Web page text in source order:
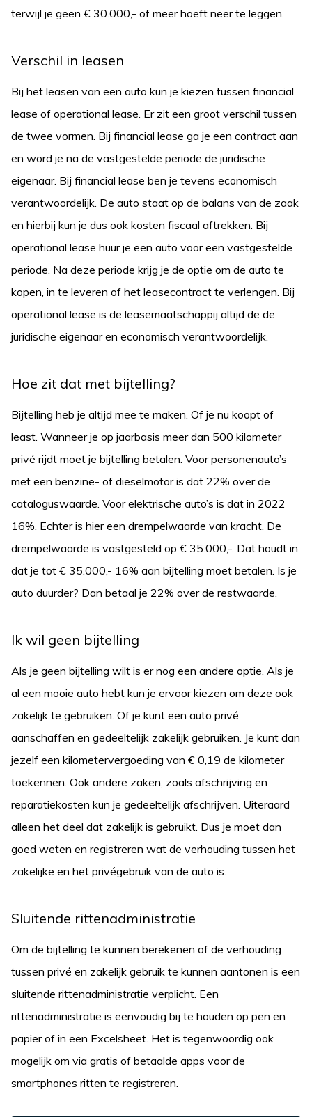
terwijl je geen € 30.000,- of meer hoeft neer te leggen.
Verschil in leasen
Bij het leasen van een auto kun je kiezen tussen financial
lease of operational lease. Er zit een groot verschil tussen
de twee vormen. Bij financial lease ga je een contract aan
en word je na de vastgestelde periode de juridische
eigenaar. Bij financial lease ben je tevens economisch
verantwoordelijk. De auto staat op de balans van de zaak
en hierbij kun je dus ook kosten fiscaal aftrekken. Bij
operational lease huur je een auto voor een vastgestelde
periode. Na deze periode krijg je de optie om de auto te
kopen, in te leveren of het leasecontract te verlengen. Bij
operational lease is de leasemaatschappij altijd de de
juridische eigenaar en economisch verantwoordelijk.
Hoe zit dat met bijtelling?
Bijtelling heb je altijd mee te maken. Of je nu koopt of
least. Wanneer je op jaarbasis meer dan 500 kilometer
privé rijdt moet je bijtelling betalen. Voor personenauto’s
met een benzine- of dieselmotor is dat 22% over de
cataloguswaarde. Voor elektrische auto’s is dat in 2022
16%. Echter is hier een drempelwaarde van kracht. De
drempelwaarde is vastgesteld op € 35.000,-. Dat houdt in
dat je tot € 35.000,- 16% aan bijtelling moet betalen. Is je
auto duurder? Dan betaal je 22% over de restwaarde.
Ik wil geen bijtelling
Als je geen bijtelling wilt is er nog een andere optie. Als je
al een mooie auto hebt kun je ervoor kiezen om deze ook
zakelijk te gebruiken. Of je kunt een auto privé
aanschaffen en gedeeltelijk zakelijk gebruiken. Je kunt dan
jezelf een kilometervergoeding van € 0,19 de kilometer
toekennen. Ook andere zaken, zoals afschrijving en
reparatiekosten kun je gedeeltelijk afschrijven. Uiteraard
alleen het deel dat zakelijk is gebruikt. Dus je moet dan
goed weten en registreren wat de verhouding tussen het
zakelijke en het privégebruik van de auto is.
Sluitende rittenadministratie
Om de bijtelling te kunnen berekenen of de verhouding
tussen privé en zakelijk gebruik te kunnen aantonen is een
sluitende rittenadministratie verplicht. Een
rittenadministratie is eenvoudig bij te houden op pen en
papier of in een Excelsheet. Het is tegenwoordig ook
mogelijk om via gratis of betaalde apps voor de
smartphones ritten te registreren.